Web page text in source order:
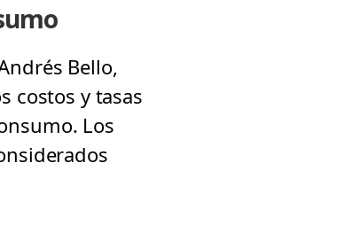
Bello,
costos y tasas
Los